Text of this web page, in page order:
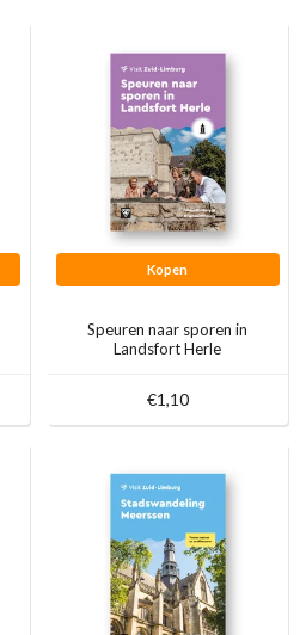
Kopen
Speuren naar sporen in
Landsfort Herle
€1,10